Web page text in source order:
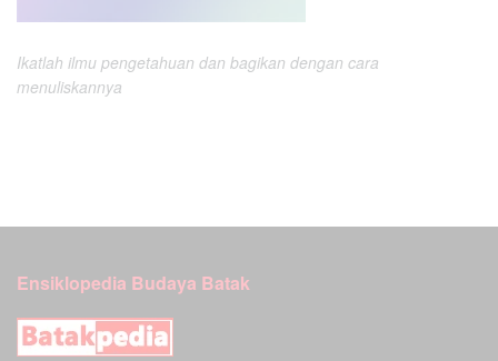
Ikatlah ilmu pengetahuan dan bagikan dengan cara
menuliskannya
Ensiklopedia Budaya Batak